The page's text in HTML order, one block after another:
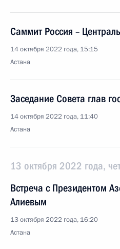
Саммит Россия –
14 октября 2022 года, 15:15
Астана
Заседание Совета глав
14 октября 2022 года, 11:40
Астана
13 октября 2022 года,
Встреча с Президентом
Алиевым
13 октября 2022 года, 16:20
Астана